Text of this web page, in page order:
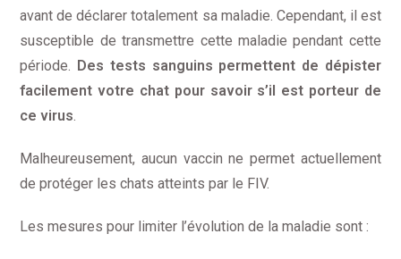
avant de déclarer totalement sa maladie. Cependant, il est
susceptible de transmettre cette maladie pendant cette
période. Des tests sanguins permettent de dépister
facilement votre chat pour savoir s’il est porteur de
ce virus.
Malheureusement, aucun vaccin ne permet actuellement
de protéger les chats atteints par le FIV.
Les mesures pour limiter l’évolution de la maladie sont :